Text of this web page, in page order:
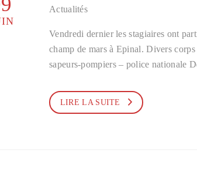
Actualités
Vendredi dernier les stagiaires ont
champ de mars à Epinal. Divers
sapeurs-pompiers – police nationale
LIRE LA SUITE